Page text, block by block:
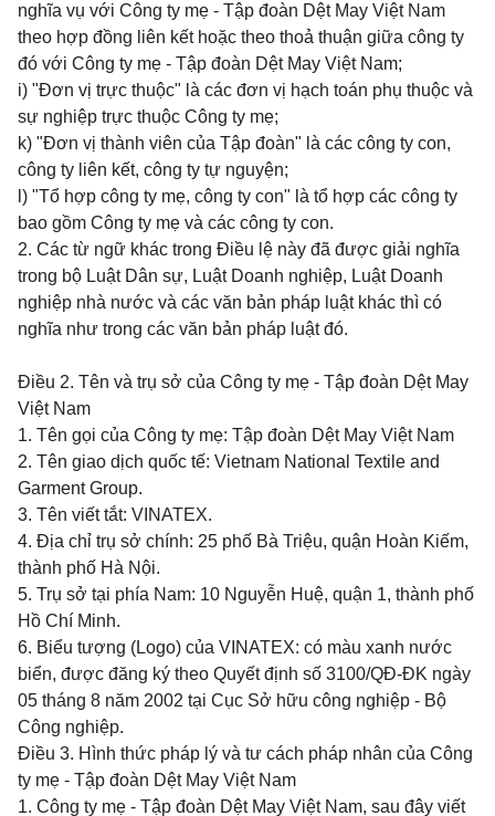
nghĩa vụ với Công ty mẹ - Tập đoàn Dệt May Việt Nam
theo hợp đồng liên kết hoặc theo thoả thuận giữa công ty
đó với Công ty mẹ - Tập đoàn Dệt May Việt Nam;
i) "Đơn vị trực thuộc" là các đơn vị hạch toán phụ thuộc và
sự nghiệp trực thuộc Công ty mẹ;
k) "Đơn vị thành viên của Tập đoàn" là các công ty con,
công ty liên kết, công ty tự nguyện;
l) "Tổ hợp công ty mẹ, công ty con" là tổ hợp các công ty
bao gồm Công ty mẹ và các công ty con.
2. Các từ ngữ khác trong Điều lệ này đã được giải nghĩa
trong bộ Luật Dân sự, Luật Doanh nghiệp, Luật Doanh
nghiệp nhà nước và các văn bản pháp luật khác thì có
nghĩa như trong các văn bản pháp luật đó.
Điều 2. Tên và trụ sở của Công ty mẹ - Tập đoàn Dệt May
Việt Nam
1. Tên gọi của Công ty mẹ: Tập đoàn Dệt May Việt Nam
2. Tên giao dịch quốc tế: Vietnam National Textile and
Garment Group.
3. Tên viết tắt: VINATEX.
4. Địa chỉ trụ sở chính: 25 phố Bà Triệu, quận Hoàn Kiếm,
thành phố Hà Nội.
5. Trụ sở tại phía Nam: 10 Nguyễn Huệ, quận 1, thành phố
Hồ Chí Minh.
6. Biểu tượng (Logo) của VINATEX: có màu xanh nước
biển, được đăng ký theo Quyết định số 3100/QĐ-ĐK ngày
05 tháng 8 năm 2002 tại Cục Sở hữu công nghiệp - Bộ
Công nghiệp.
Điều 3. Hình thức pháp lý và tư cách pháp nhân của Công
ty mẹ - Tập đoàn Dệt May Việt Nam
1. Công ty mẹ - Tập đoàn Dệt May Việt Nam, sau đây viết